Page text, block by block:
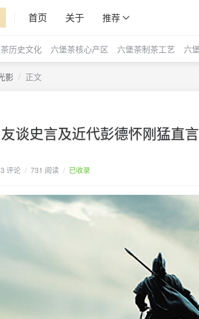
首页 关于 推荐
历史文化 六堡茶核心产区 六堡茶制茶工艺 六
影 / 正文
谈史言及近代彭德怀刚猛直
3 评论 / 731 阅读 / 已收录